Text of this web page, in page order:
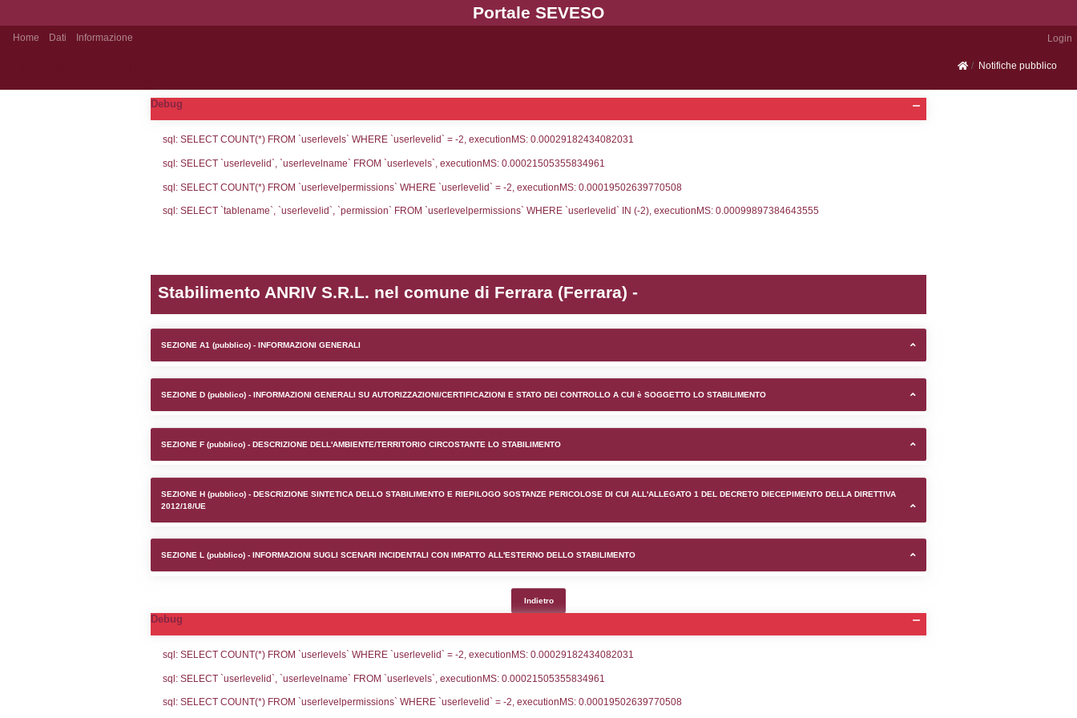
Portale SEVESO
Notifiche pubblico
Debug
sql: SELECT COUNT(*) FROM `userlevels` WHERE `userlevelid` = -2, executionMS: 0.00029182434082031
sql: SELECT COUNT(*) FROM `userlevelpermissions` WHERE `userlevelid` = -2, executionMS: 0.00019502639770508
Stabilimento ANRIV S.R.L. nel comune di Ferrara (Ferrara) -
SEZIONE D (pubblico) - INFORMAZIONI GENERALI SU AUTORIZZAZIONI/CERTIFICAZIONI E STATO DEI CONTROLLO A CUI è SOGGETTO
SEZIONE F (pubblico) - DESCRIZIONE DELL'AMBIENTE/TERRITORIO CIRCOSTANTE LO STABILIMENTO